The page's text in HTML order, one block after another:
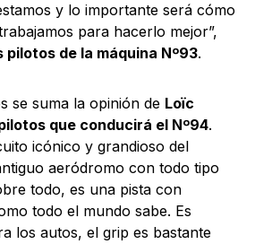
y lo importante será cómo
para hacerlo mejor”,
pilotos de la máquina Nº93.
se suma la opinión de Loïc
que conducirá el Nº94.
icónico y grandioso del
aeródromo con todo tipo
todo, es una pista con
todo el mundo sabe. Es
los autos, el grip es bastante